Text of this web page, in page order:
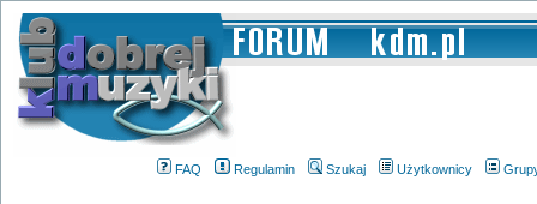
FAQ Regulamin Szukaj Użytkownicy